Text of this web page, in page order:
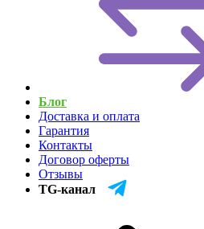
Блог
Доставка и оплата
Гарантия
Контакты
Договор оферты
Отзывы
TG-канал